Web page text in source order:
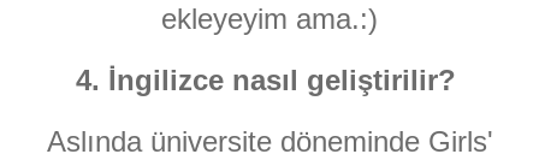
ekleyeyim ama.:)
4. İngilizce nasıl geliştirilir?
Aslında üniversite döneminde Girls'